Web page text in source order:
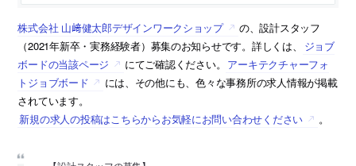
株式会社 山﨑健太郎デザインワークショップ
の、設計スタッフ
（2021年新卒・実務経験者）募集のお知らせです。詳しくは、
ジョブ
ボードの当該ページ
にてご確認ください。 アーキテクチャーフォ
トジョブボード
には、その他にも、色々な事務所の求人情報が掲載
されています。
新規の求人の投稿はこちらからお気軽にお問い合わせください
。